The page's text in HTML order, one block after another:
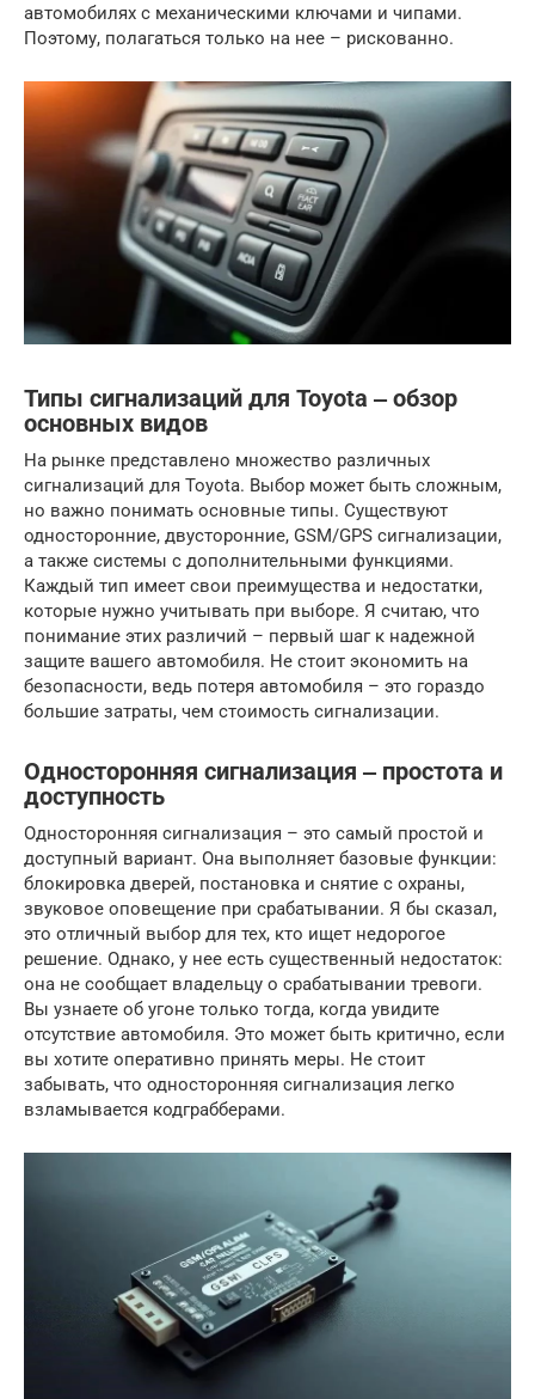
автомобилях с механическими ключами и чипами.
Поэтому, полагаться только на нее – рискованно.
Типы сигнализаций для Toyota ‒ обзор
основных видов
На рынке представлено множество различных
сигнализаций для Toyota. Выбор может быть сложным,
но важно понимать основные типы. Существуют
односторонние, двусторонние, GSM/GPS сигнализации,
а также системы с дополнительными функциями.
Каждый тип имеет свои преимущества и недостатки,
которые нужно учитывать при выборе. Я считаю, что
понимание этих различий – первый шаг к надежной
защите вашего автомобиля. Не стоит экономить на
безопасности, ведь потеря автомобиля – это гораздо
большие затраты, чем стоимость сигнализации.
Односторонняя сигнализация ‒ простота и
доступность
Односторонняя сигнализация – это самый простой и
доступный вариант. Она выполняет базовые функции:
блокировка дверей, постановка и снятие с охраны,
звуковое оповещение при срабатывании. Я бы сказал,
это отличный выбор для тех, кто ищет недорогое
решение. Однако, у нее есть существенный недостаток:
она не сообщает владельцу о срабатывании тревоги.
Вы узнаете об угоне только тогда, когда увидите
отсутствие автомобиля. Это может быть критично, если
вы хотите оперативно принять меры. Не стоит
забывать, что односторонняя сигнализация легко
взламывается кодграбберами.